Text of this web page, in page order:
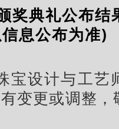
奖典礼公布结
息公布为准)
宝设计与工艺
变更或调整